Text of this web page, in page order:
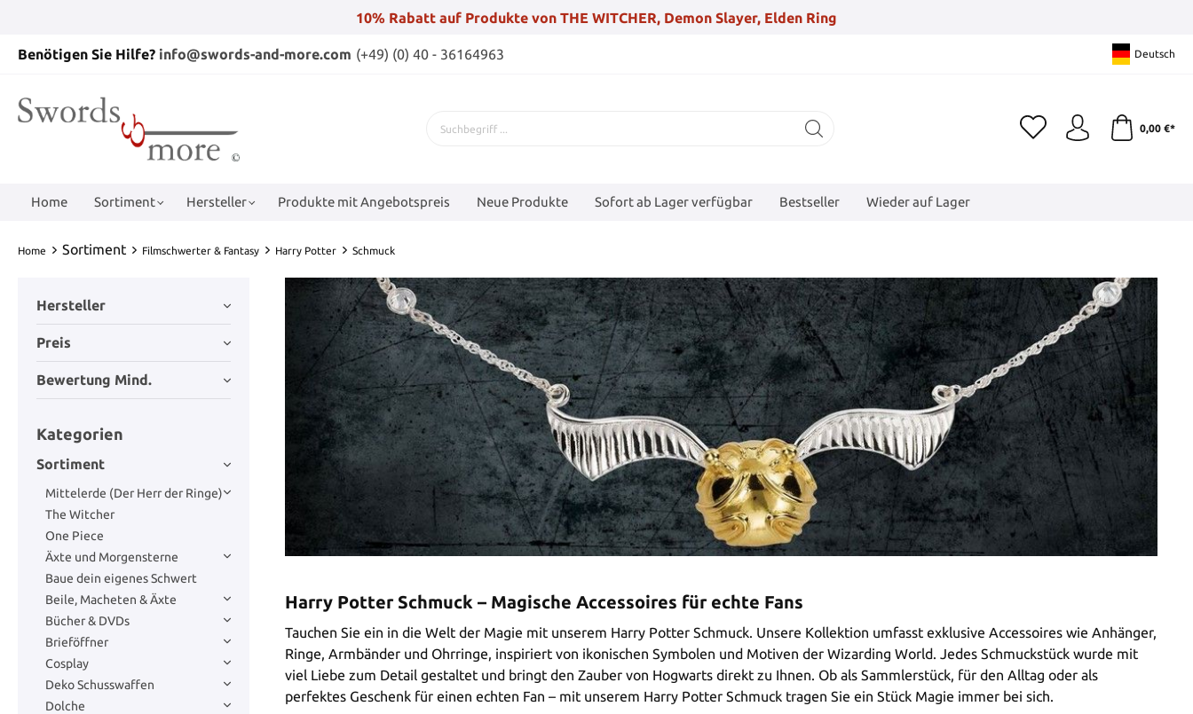
10% Rabatt auf Produkte von THE WITCHER, Demon Slayer, Elden Ring
Benötigen Sie Hilfe? info@swords-and-more.com (+49) (0) 40 - 36164963 Deutsch
0,00 €*
Home Sortiment Hersteller Produkte mit Angebotspreis Neue Produkte Sofort ab Lager verfügbar Bestseller Wieder auf Lager
Home Sortiment Filmschwerter & Fantasy Harry Potter Schmuck
Hersteller
Preis
Bewertung Mind.
Kategorien
Sortiment
Mittelerde (Der Herr der Ringe)
The Witcher
One Piece
Äxte und Morgensterne
Baue dein eigenes Schwert
Beile, Macheten & Äxte
Bücher & DVDs
Brieföffner
Cosplay
Deko Schusswaffen
Dolche
Harry Potter Schmuck – Magische Accessoires für echte Fans
Tauchen Sie ein in die Welt der Magie mit unserem Harry Potter Schmuck. Unsere Kollektion umfasst exklusive Accessoires wie Anhänger,
Ringe, Armbänder und Ohrringe, inspiriert von ikonischen Symbolen und Motiven der Wizarding World. Jedes Schmuckstück wurde mit
viel Liebe zum Detail gestaltet und bringt den Zauber von Hogwarts direkt zu Ihnen. Ob als Sammlerstück, für den Alltag oder als
perfektes Geschenk für einen echten Fan – mit unserem Harry Potter Schmuck tragen Sie ein Stück Magie immer bei sich.